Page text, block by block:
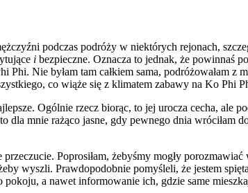
podczas podróży w niektórych rejonach,
i bezpieczne. Oznacza to jednak, że powinnaś
Nie byłam tam całkiem sama, podróżowałam
co wiąże się z klimatem zabawy na Ko Phi
Ogólnie rzecz biorąc, to jej urocza cecha, ale
mnie rażąco jasne, gdy pewnego dnia wróciłam
Poprosiłam, żebyśmy mogły
wyszli. Prawdopodobnie pomyśleli, że jestem
a nawet informowanie ich, gdzie same